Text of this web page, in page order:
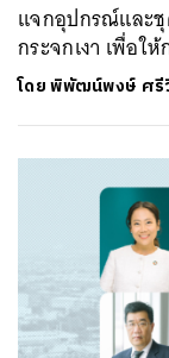
แจกอุปกรณ์และชุ
กระจกเงา เพื่อใ
โดยพิพัฒน์พงษ์ ศรี